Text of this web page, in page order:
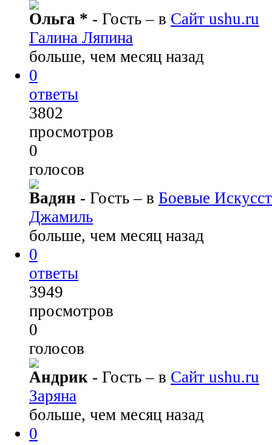
Ольга * - Гость– в Сайт ushu.ru
Галина Ляпина
больше, чем месяц назад
0
ответы
3802
просмотров
0
голосов
Вадян - Гость– в Боевые
Джамиль
больше, чем месяц назад
0
ответы
3949
просмотров
0
голосов
Андрик - Гость– в Сайт ushu.ru
Заряна
больше, чем месяц назад
0